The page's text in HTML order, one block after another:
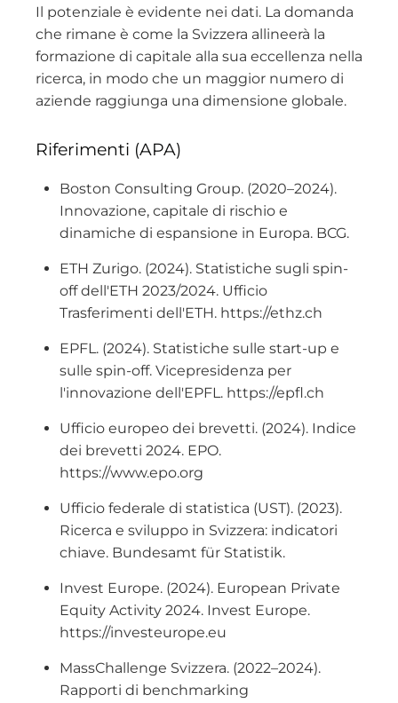
Il potenziale è evidente nei dati. La domanda
che rimane è come la Svizzera allineerà la
formazione di capitale alla sua eccellenza nella
ricerca, in modo che un maggior numero di
aziende raggiunga una dimensione globale.
Riferimenti (APA)
Boston Consulting Group. (2020–2024).
Innovazione, capitale di rischio e
dinamiche di espansione in Europa. BCG.
ETH Zurigo. (2024). Statistiche sugli spin-
off dell'ETH 2023/2024. Ufficio
Trasferimenti dell'ETH. https://ethz.ch
EPFL. (2024). Statistiche sulle start-up e
sulle spin-off. Vicepresidenza per
l'innovazione dell'EPFL. https://epfl.ch
Ufficio europeo dei brevetti. (2024). Indice
dei brevetti 2024. EPO.
https://www.epo.org
Ufficio federale di statistica (UST). (2023).
Ricerca e sviluppo in Svizzera: indicatori
chiave. Bundesamt für Statistik.
Invest Europe. (2024). European Private
Equity Activity 2024. Invest Europe.
https://investeurope.eu
MassChallenge Svizzera. (2022–2024).
Rapporti di benchmarking